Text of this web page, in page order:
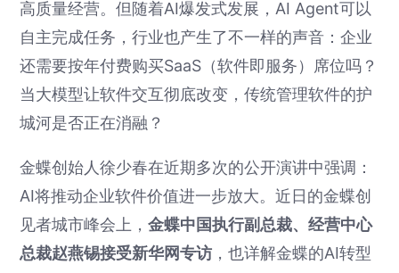
高质量经营。但随着AI爆发式发展，AI Agent可以
自主完成任务，行业也产生了不一样的声音：企业
还需要按年付费购买SaaS（软件即服务）席位吗？
当大模型让软件交互彻底改变，传统管理软件的护
城河是否正在消融？
金蝶创始人徐少春在近期多次的公开演讲中强调：
AI将推动企业软件价值进一步放大。近日的金蝶创
见者城市峰会上，金蝶中国执行副总裁、经营中心
总裁赵燕锡接受新华网专访 ，也详解金蝶的AI转型